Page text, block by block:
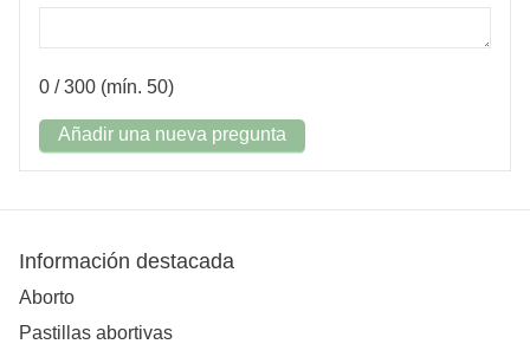
0 / 300 (mín. 50)
Añadir una nueva pregunta
Información destacada
Aborto
Pastillas abortivas